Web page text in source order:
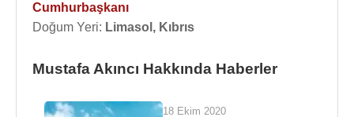
Cumhurbaşkanı
Doğum Yeri: Limasol, Kıbrıs
Mustafa Akıncı Hakkında Haberler
18 Ekim 2020